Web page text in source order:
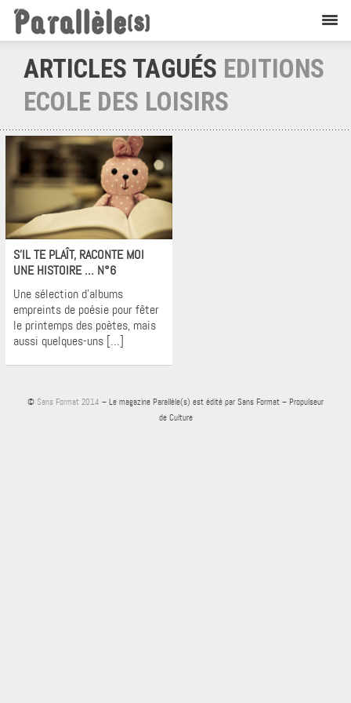
ARTICLES TAGUÉS EDITIONS
ECOLE DES LOISIRS
Krons
S’IL TE PLAÎT, RACONTE MOI
UNE HISTOIRE … N°6
Une sélection d’albums
empreints de poésie pour fêter
le printemps des poètes, mais
aussi quelques-uns […]
© Sans Format 2014 – Le magazine Parallèle(s) est édité par Sans Format – Propulseur
de Culture